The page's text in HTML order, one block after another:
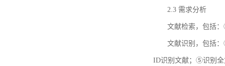
2.3 需求分析
文献检索，包括
文献识别，包括
ID识别文献；⑤识别全